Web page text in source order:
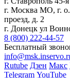
г. Москва МО, г.
проезд, д. 2
г. Донецк ул
8 (800) 222-44-57
Бесплатный
Rutube Дзен Макс
Telegram YouTube